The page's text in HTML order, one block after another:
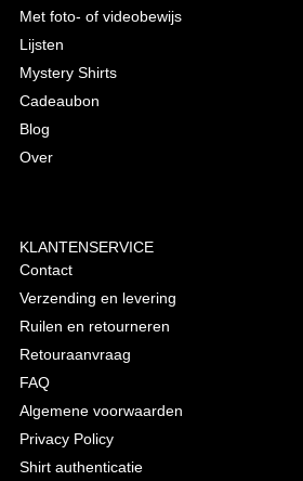
Met foto- of videobewijs
Lijsten
Mystery Shirts
Cadeaubon
Blog
Over
KLANTENSERVICE
Contact
Verzending en levering
Ruilen en retourneren
Retouraanvraag
FAQ
Algemene voorwaarden
Privacy Policy
Shirt authenticatie